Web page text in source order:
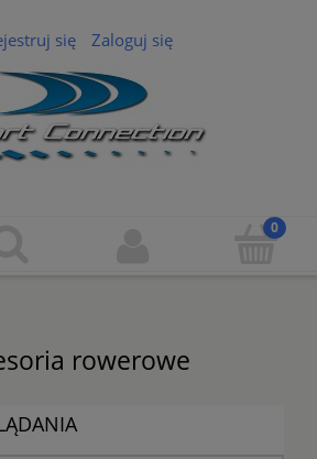
się Zaloguj się
rowerowe